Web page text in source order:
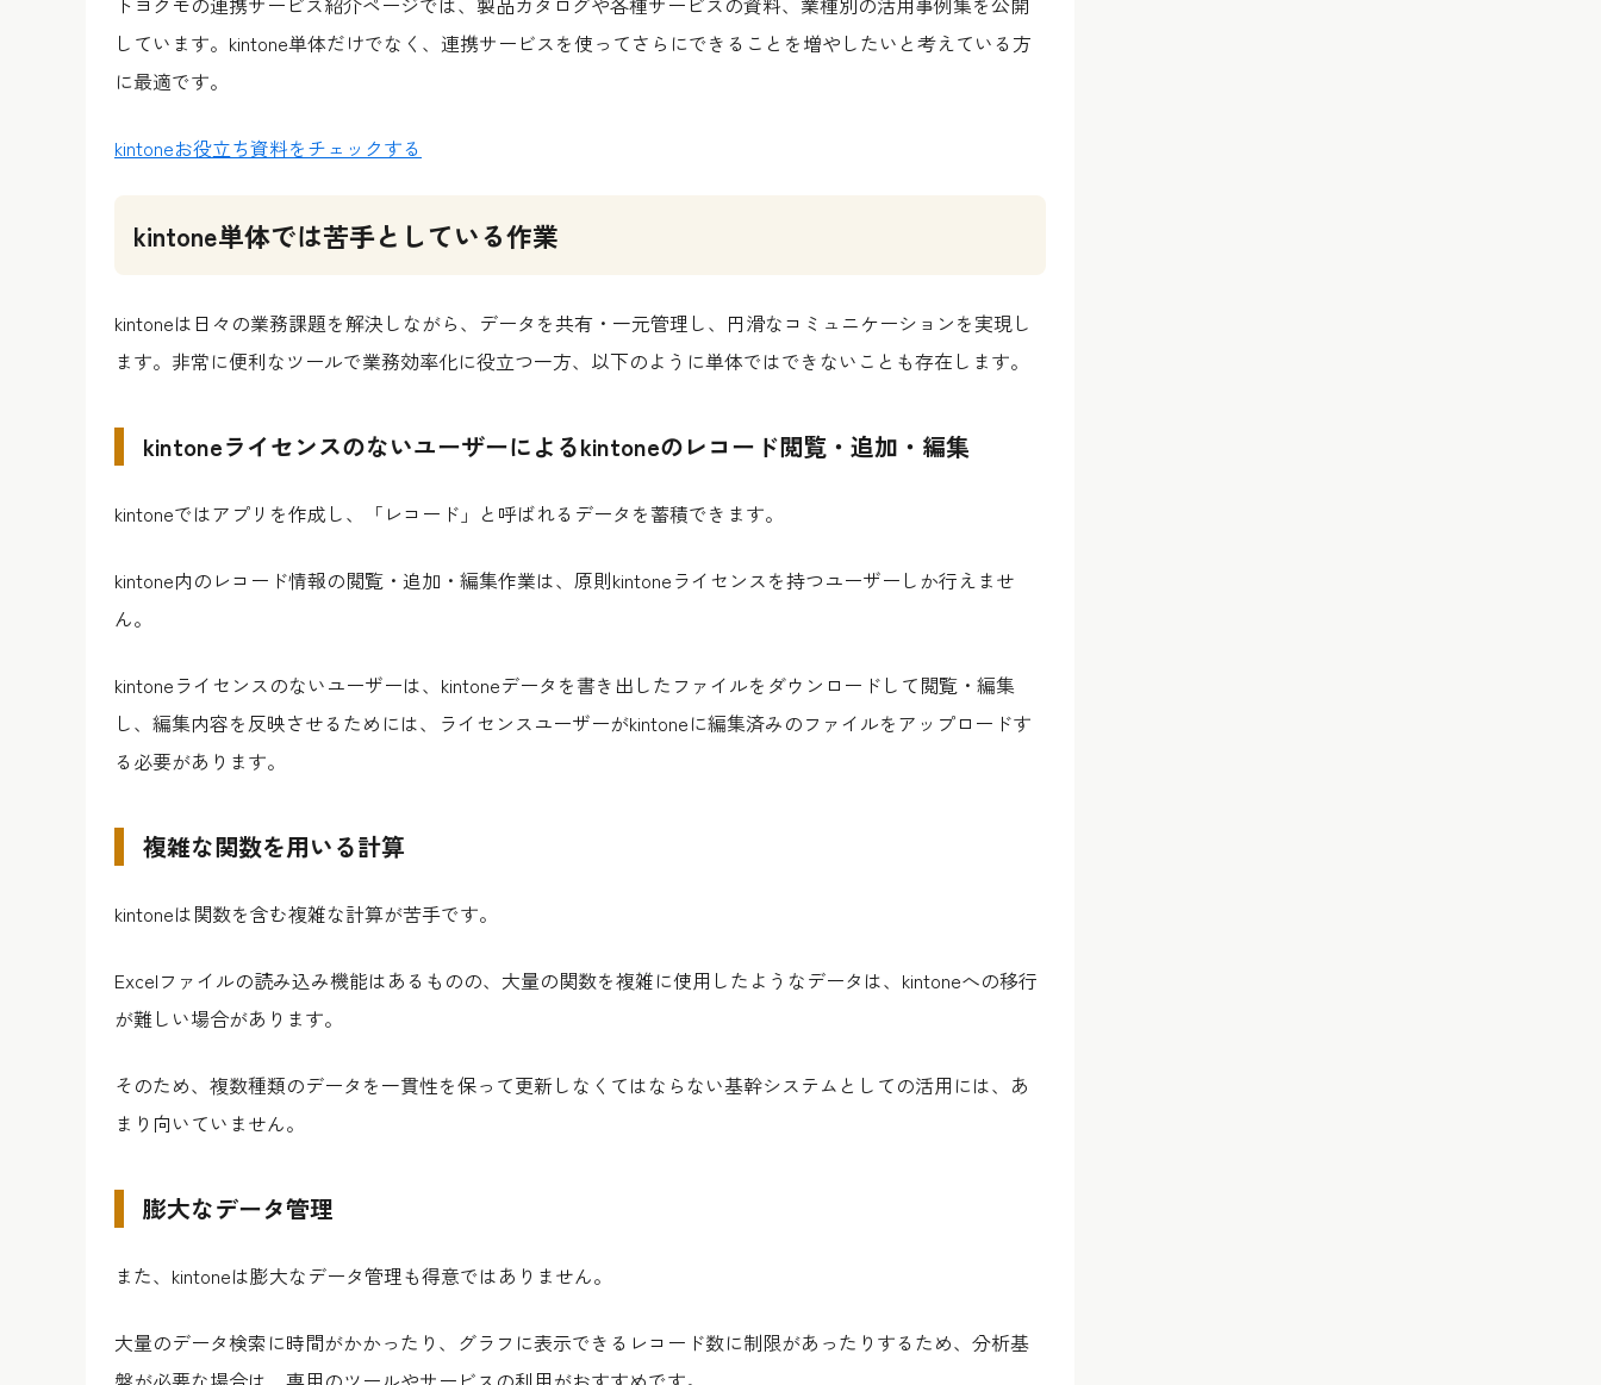
しています。kintone単体だけでなく、連携サービスを使ってさらにできることを増やしたいと考えている方
に最適です。
kintoneお役立ち資料をチェックする
kintone単体では苦手としている作業
kintoneは日々の業務課題を解決しながら、データを共有・一元管理し、円滑なコミュニケーションを実現し
ます。非常に便利なツールで業務効率化に役立つ一方、以下のように単体ではできないことも存在します。
kintoneライセンスのないユーザーによるkintoneのレコード閲覧・追加・編集
kintoneではアプリを作成し、「レコード」と呼ばれるデータを蓄積できます。
kintone内のレコード情報の閲覧・追加・編集作業は、原則kintoneライセンスを持つユーザーしか行えませ
ん。
kintoneライセンスのないユーザーは、kintoneデータを書き出したファイルをダウンロードして閲覧・編集
し、編集内容を反映させるためには、ライセンスユーザーがkintoneに編集済みのファイルをアップロードす
る必要があります。
複雑な関数を用いる計算
kintoneは関数を含む複雑な計算が苦手です。
Excelファイルの読み込み機能はあるものの、大量の関数を複雑に使用したようなデータは、kintoneへの移行
が難しい場合があります。
そのため、複数種類のデータを一貫性を保って更新しなくてはならない基幹システムとしての活用には、あ
まり向いていません。
膨大なデータ管理
また、kintoneは膨大なデータ管理も得意ではありません。
大量のデータ検索に時間がかかったり、グラフに表示できるレコード数に制限があったりするため、分析基